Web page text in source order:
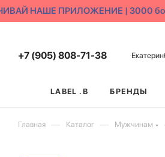
НАШЕ ПРИЛОЖЕНИЕ | 3000
+7 (905) 808-71-38
LABEL .B БРЕНДЫ
Главная — Каталог — Мужчинам